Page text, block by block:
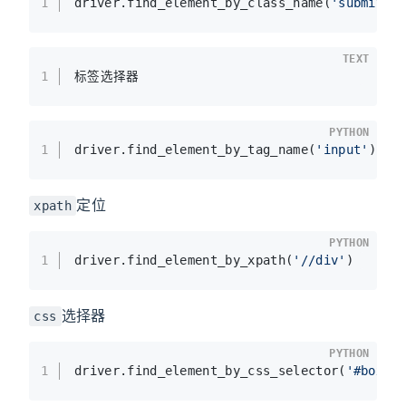
driver.find_element_by_class_name( 'submit'
1 标签选择器
TEXT
1 driver.find_element_by_tag_name( 'input' )
PYTHON
xpath 定位
1 driver.find_element_by_xpath( '//div' )
PYTHON
css 选择器
1 driver.find_element_by_css_selector(
PYTHON